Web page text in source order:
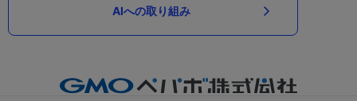
AIへの取り組み